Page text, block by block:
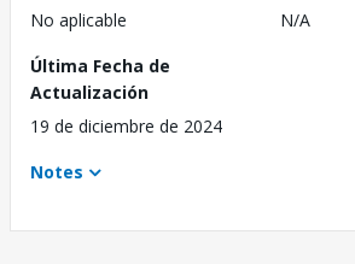
No aplicable
N/A
Última Fecha de
Actualización
19 de diciembre de 2024
Notes